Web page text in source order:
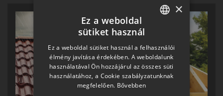
HUNGARIAN
SLOVAK
GERMAN
ROMANIAN
×
Ez a weboldal
sütiket használ
Ez a weboldal sütiket használ a felhasználói
élmény javítása érdekében. A weboldalunk
használatával Ön hozzájárul az összes süti
használatához, a Cookie szabályzatunknak
megfelelően. Bővebben